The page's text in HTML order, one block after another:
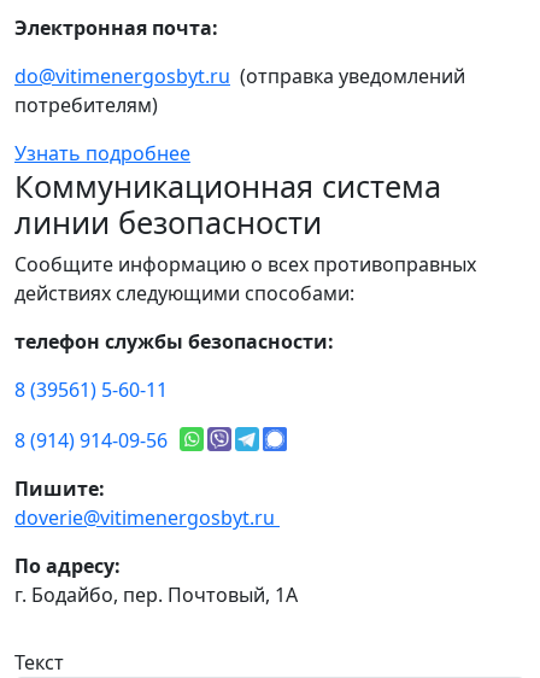
Электронная почта:
do@vitimenergosbyt.ru (отправка уведомлений
потребителям)
Узнать подробнее
Коммуникационная система
линии безопасности
Сообщите информацию о всех противоправных
действиях следующими способами:
телефон службы безопасности:
8 (39561) 5-60-11
8 (914) 914-09-56
Пишите:
doverie@vitimenergosbyt.ru
По адресу:
г. Бодайбо, пер. Почтовый, 1А
Текст